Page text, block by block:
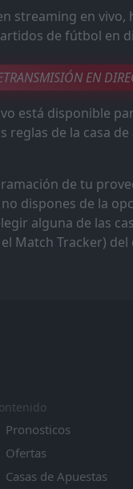
streaming en
de fútbol en
EN
está disponible
reglas de la casa
de tu
dispones de la
alguna de las
Match Tracker)
Pronosticos
Ofertas
Casas de Apuestas